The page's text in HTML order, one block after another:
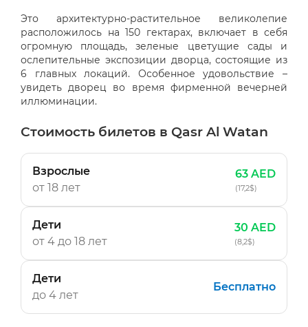
Это архитектурно-растительное великолепие
расположилось на 150 гектарах, включает в себя
огромную площадь, зеленые цветущие сады и
ослепительные экспозиции дворца, состоящие из
6 главных локаций. Особенное удовольствие –
увидеть дворец во время фирменной вечерней
иллюминации.
Стоимость билетов в Qasr Al Watan
Взрослые
от 18 лет
63 AED
(17,2$)
Дети
от 4 до 18 лет
30 AED
(8,2$)
Дети
до 4 лет
Бесплатно